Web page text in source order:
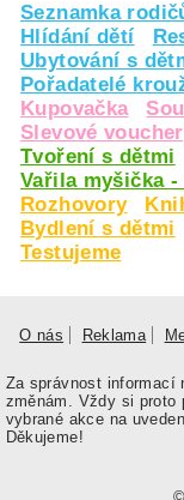
Seznamka
Hlídání dětí
Ubytování s
Pořadatelé
Kupovačka
Slevové
Tvoření s dětmi
Vařila myšička
Rozhovory
Bydlení s dětmi
Testujeme
O nás Reklama
Za správnost informací
změnám. Vždy si
vybrané akce na
Děkujeme!